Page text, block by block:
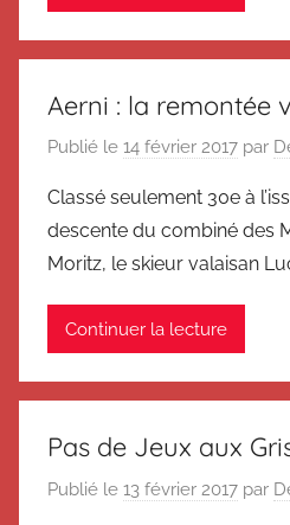
Aerni : la remontée
Publié le 14 février 2017 par
Classé seulement 30e à
descente du combiné des
Moritz, le skieur valaisan
Continuer la lecture
Pas de Jeux aux
Publié le 13 février 2017 par